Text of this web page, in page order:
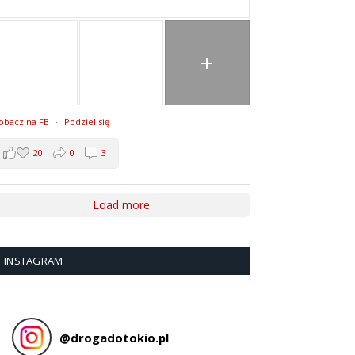
+
na FB · Podziel się
20 0 3
Load more
INSTAGRAM
@drogadotokio.pl